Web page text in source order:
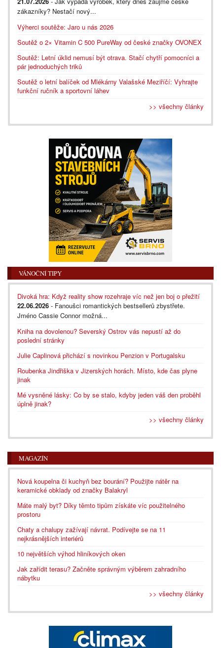
zákazníky? Nestačí nový...
Výherci soutěže: Jaro u nás 2026
Soutěž o 2× Vitamin C 500 PureWay od české značky OVONEX
Soutěž: Letní úklid nemusí být otrava. Stačí chytří pomocníci a
pár jednoduchých triků
Soutěž o letní balíček od Mlékárny Valašské Meziříčí: Vyhrajte
funkční ručník a sportovní láhev
>> všechny články
VÁNOČNÍ TIPY
Divoká hra: Když reality show rozehraje víc než jen boj o přežití
22.06.2026 - Fanoušci romantických bestsellerů zbystřete.
Jméno Cassie Connor možná...
Kniha na dovolenou? Severský Ostrov vás nepustí až do
poslední stránky
Julie Caplinová přichází s novinkou Penzion v Portugalsku
Roubenka Jindřiška v Jizerských horách. Místo, kde čas plyne
jinak
Mé vysněné lásky: Co by se stalo, kdyby jeden váš den proběhl
úplně jinak?
>> všechny články
MAGAZÍN
Nová koupelna či kuchyň bez bourání? Použijte nátěr na
keramické obklady od značky Balakryl
Máte malý byt? Díky těmto tipům získáte víc použitelného
prostoru
Chaty a chalupy zažívají návrat. Podívejte se na 11
nejkrásnějších interiérů
10 největších výhod hliníkových oken
Jak zařídit terasu? Začněte správným výběrem zahradního
nábytku
>> všechny články